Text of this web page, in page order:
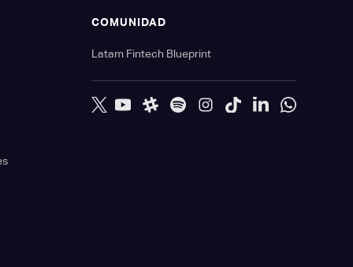
COMUNIDAD
Latam Fintech Blueprint